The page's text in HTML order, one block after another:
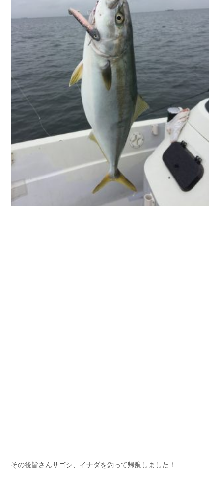
その後皆さんサゴシ、イナダを釣って帰航しました！